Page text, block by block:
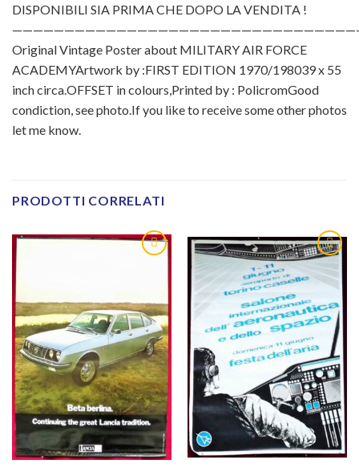
DISPONIBILI SIA PRIMA CHE DOPO LA VENDITA !
Original Vintage Poster about MILITARY AIR FORCE
ACADEMYArtwork by :FIRST EDITION 1970/198039 x 55
inch circa.OFFSET in colours,Printed by : PolicromGood
condiction, see photo.If you like to receive some other photos
let me know.
PRODOTTI CORRELATI